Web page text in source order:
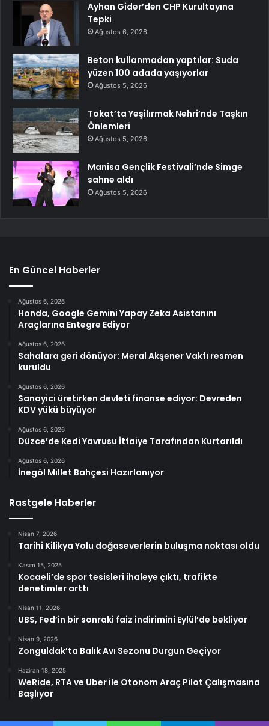
Ayhan Gider’den CHP Kurultayına
Tepki
Ağustos 6, 2026
Beton kullanmadan yaptılar: Suda
yüzen 100 adada yaşıyorlar
Ağustos 5, 2026
Tokat’ta Yeşilırmak Nehri’nde Taşkın
Önlemleri
Ağustos 5, 2026
Manisa Gençlik Festivali’nde Simge
sahne aldı
Ağustos 5, 2026
En Güncel Haberler
Ağustos 6, 2026
Honda, Google Gemini Yapay Zeka Asistanını
Araçlarına Entegre Ediyor
Ağustos 6, 2026
Sahalara geri dönüyor: Meral Akşener Vakfı resmen
kuruldu
Ağustos 6, 2026
Sanayici üretirken devleti finanse ediyor: Devreden
KDV yükü büyüyor
Ağustos 6, 2026
Düzce’de Kedi Yavrusu İtfaiye Tarafından Kurtarıldı
Ağustos 6, 2026
İnegöl Millet Bahçesi Hazırlanıyor
Rastgele Haberler
Nisan 7, 2026
Tarihi Kilikya Yolu doğaseverlerin buluşma noktası oldu
Kasım 15, 2025
Kocaeli’de spor tesisleri ihaleye çıktı, trafikte
denetimler arttı
Nisan 11, 2026
UBS, Fed’in bir sonraki faiz indirimini Eylül’de bekliyor
Nisan 9, 2026
Zonguldak’ta Balık Avı Sezonu Durgun Geçiyor
Haziran 18, 2025
WeRide, RTA ve Uber ile Otonom Araç Pilot Çalışmasına
Başlıyor